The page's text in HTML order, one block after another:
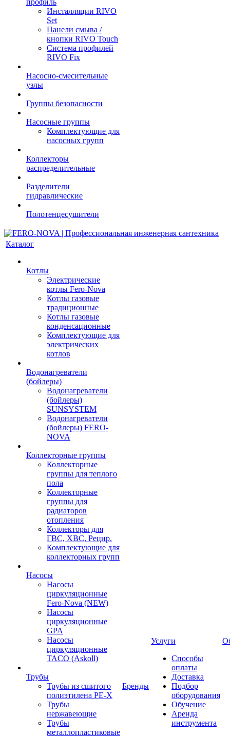
профиль
Инсталляции RIVO
Set
Панели смыва /
кнопки RIVO Touch
Система профилей
RIVO Fix
Насосно-смесительные
узлы
Группы безопасности
Насосные группы
Комплектующие для
насосных групп
Коллекторы
распределительные
Разделители
гидравлические
Полотенцесушители
Каталог
Котлы
Электрические
котлы Fero-Nova
Котлы газовые
традиционные
Котлы газовые
конденсационные
Комплектующие для
электрических
котлов
Водонагреватели
(бойлеры)
Водонагреватели
(бойлеры)
SUNSYSTEM
Водонагреватели
(бойлеры) FERO-
NOVA
Коллекторные группы
Коллекторные
группы для теплого
пола
Коллекторные
группы для
радиаторов
отопления
Коллекторы для
ГВС, ХВС, Рецир.
Комплектующие для
коллекторных групп
Насосы
Насосы
циркуляционные
Fero-Nova (NEW)
Насосы
циркуляционные
GPA
Насосы
циркуляционные
TACO (Askoll)
Трубы
Трубы из сшитого
полиэтилена PE-X
Трубы
нержавеющие
Трубы
металлопластиковые
Бренды
Услуги
Способы
оплаты
Доставка
Подбор
оборудования
Обучение
Аренда
инструмента